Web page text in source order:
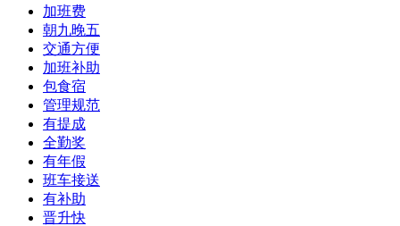
加班费
朝九晚五
交通方便
加班补助
包食宿
管理规范
有提成
全勤奖
有年假
班车接送
有补助
晋升快